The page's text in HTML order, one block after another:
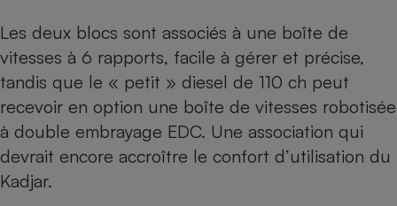
Les deux blocs sont associés à une boîte de
vitesses à 6 rapports, facile à gérer et précise,
tandis que le « petit » diesel de 110 ch peut
recevoir en option une boîte de vitesses robotisée
à double embrayage EDC. Une association qui
devrait encore accroître le confort d’utilisation du
Kadjar.